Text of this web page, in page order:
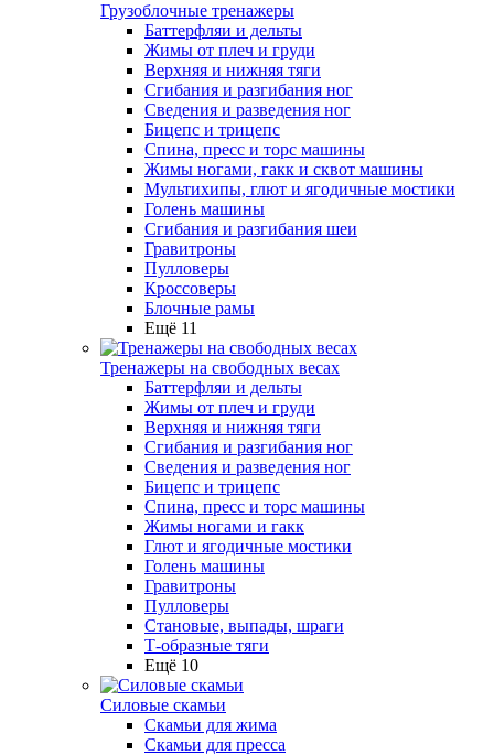
Грузоблочные тренажеры
Баттерфляи и дельты
Жимы от плеч и груди
Верхняя и нижняя тяги
Сгибания и разгибания ног
Сведения и разведения ног
Бицепс и трицепс
Спина, пресс и торс машины
Жимы ногами, гакк и сквот машины
Мультихипы, глют и ягодичные мостики
Голень машины
Сгибания и разгибания шеи
Гравитроны
Пулловеры
Кроссоверы
Блочные рамы
Ещё 11
Тренажеры на свободных весах
Баттерфляи и дельты
Жимы от плеч и груди
Верхняя и нижняя тяги
Сгибания и разгибания ног
Сведения и разведения ног
Бицепс и трицепс
Спина, пресс и торс машины
Жимы ногами и гакк
Глют и ягодичные мостики
Голень машины
Гравитроны
Пулловеры
Становые, выпады, шраги
Т-образные тяги
Ещё 10
Силовые скамьи
Скамьи для жима
Скамьи для пресса